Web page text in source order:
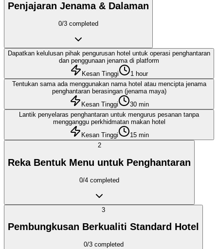
Penjajaran Jenama & Dalaman
0/3 completed
Dapatkan kelulusan pihak pengurusan hotel untuk operasi penghantaran
dan penggunaan jenama di platform
Kesan Tinggi
1 hour
Tentukan sama ada menggunakan nama hotel atau mencipta jenama
penghantaran berasingan (jenama maya)
Kesan Tinggi
30 min
Lantik penyelaras penghantaran untuk mengurus pesanan tanpa
mengganggu perkhidmatan makan hotel
Kesan Tinggi
15 min
2
Reka Bentuk Menu untuk Penghantaran
0/4 completed
3
Pembungkusan Berkualiti Standard Hotel
0/3completed